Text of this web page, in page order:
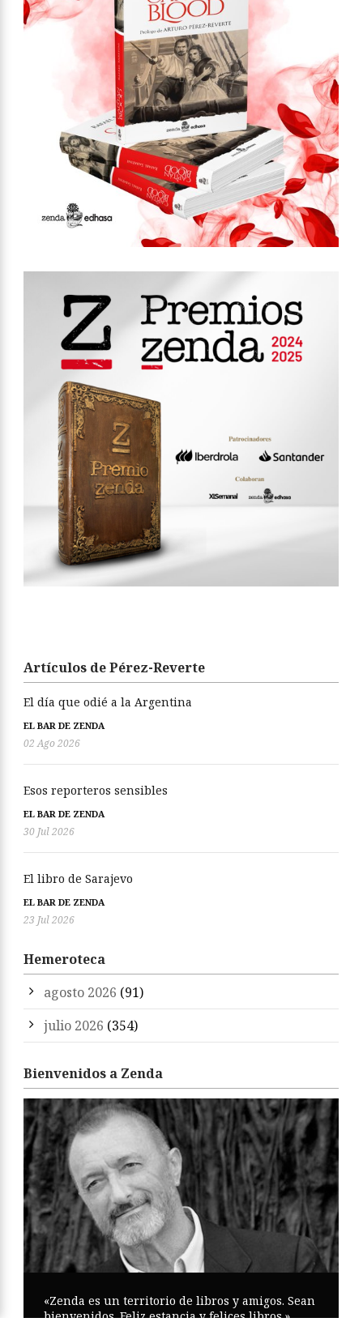
Artículos de Pérez-Reverte
El día que odié a la Argentina
EL BAR DE ZENDA
02 Ago 2026
Esos reporteros sensibles
EL BAR DE ZENDA
30 Jul 2026
El libro de Sarajevo
EL BAR DE ZENDA
23 Jul 2026
Hemeroteca
agosto 2026 (91)
julio 2026 (354)
Bienvenidos a Zenda
«Zenda es un territorio de libros y amigos. Sean
bienvenidos. Feliz estancia y felices libros.»